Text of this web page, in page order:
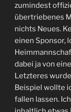
zumindest
übertriebenes
nichts Neues.
einen Sponsor,
dabei ja von
Letzteres
Beispiel wollte
fallen lassen.